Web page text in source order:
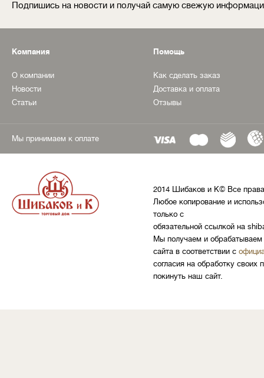
Подпишись на новости и получай самую свежую
Компания
О компании
Новости
Статьи
Помощь
Как сделать заказ
Доставка и оплата
Отзывы
Мы принимаем к оплате
2014 Шибаков и К© Все
Любое копирование и
только с
обязательной ссылкой на
Мы получаем и обрабатываем
сайта в соответствии с
согласия на обработку
покинуть наш сайт.